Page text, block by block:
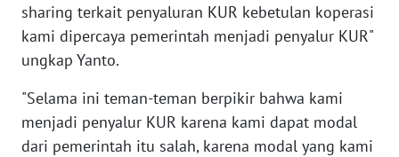
sharing terkait penyaluran KUR kebetulan koperasi
kami dipercaya pemerintah menjadi penyalur KUR"
ungkap Yanto.
"Selama ini teman-teman berpikir bahwa kami
menjadi penyalur KUR karena kami dapat modal
dari pemerintah itu salah, karena modal yang kami
SULTENG
WN
WN
BABEL